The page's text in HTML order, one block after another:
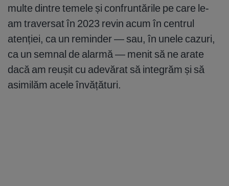
multe dintre temele și confruntările pe care le-
am traversat în 2023 revin acum în centrul
atenției, ca un reminder — sau, în unele cazuri,
ca un semnal de alarmă — menit să ne arate
dacă am reușit cu adevărat să integrăm și să
asimilăm acele învățături.